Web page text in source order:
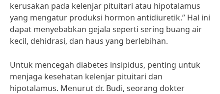
kerusakan pada kelenjar pituitari atau hipotalamus
yang mengatur produksi hormon antidiuretik.” Hal ini
dapat menyebabkan gejala seperti sering buang air
kecil, dehidrasi, dan haus yang berlebihan.
Untuk mencegah diabetes insipidus, penting untuk
menjaga kesehatan kelenjar pituitari dan
hipotalamus. Menurut dr. Budi, seorang dokter